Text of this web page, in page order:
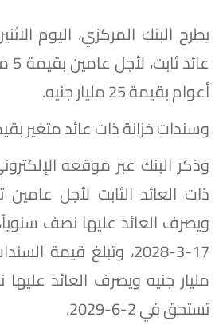
يطرح البنك المركزي، اليوم
أعوام بقيمة 25 مليار جنيه.
وسندات خزانة ذات عائد متغير بقيمة 5 مليارات
وذكر البنك عبر موقعه
ويصرف العائد عليها نصف
مليار جنيه ويصرف العائد
تستحق في 2-6-2029.